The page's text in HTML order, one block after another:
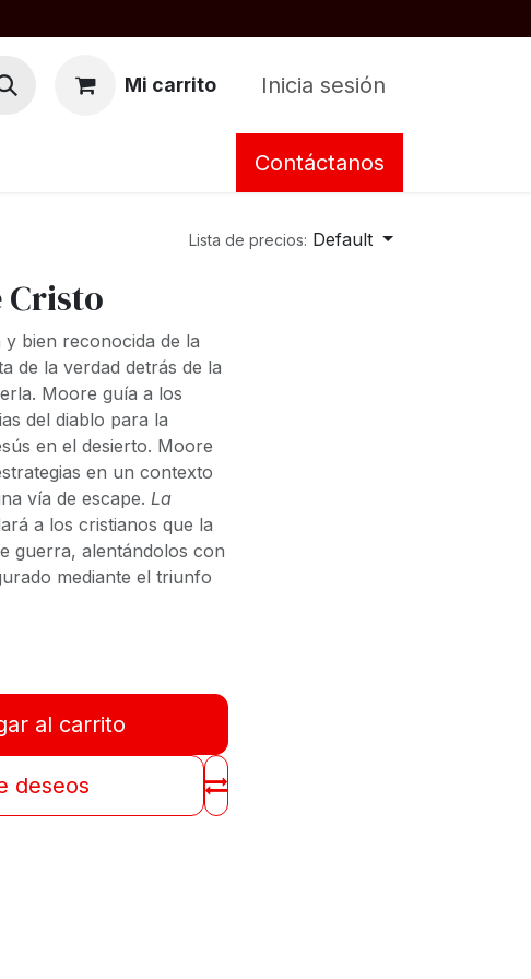
Mi carrito Inicia sesión
Contáctanos
Lista de precios: Default
bien reconocida de la
de la verdad detrás de la
Moore guía a los
del diablo para la
en el desierto. Moore
en un contexto
vía de escape. La
a los cristianos que la
guerra, alentándolos con
mediante el triunfo
al carrito
deseos